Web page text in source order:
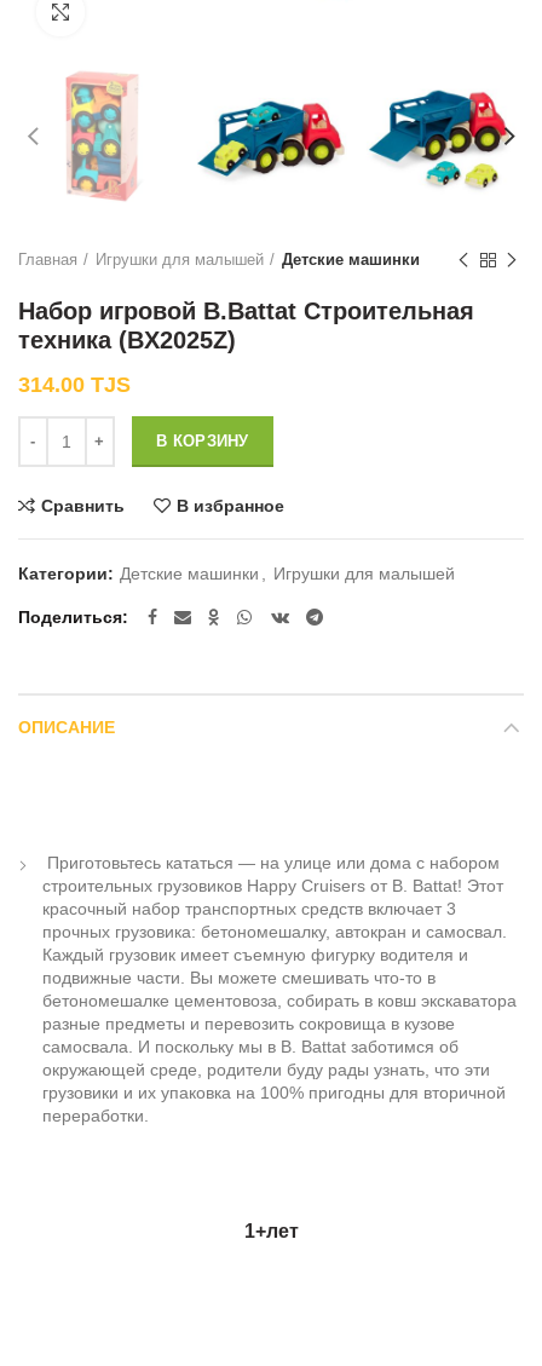
Главная Игрушки для малышей Детские машинки
Набор игровой B.Battat Строительная
техника (BX2025Z)
314.00 TJS
В КОРЗИНУ
Сравнить В избранное
Категории: Детские машинки , Игрушки для малышей
Поделиться
ОПИСАНИЕ
Приготовьтесь кататься — на улице или дома с набором
строительных грузовиков Happy Cruisers от B. Battat! Этот
красочный набор транспортных средств включает 3
прочных грузовика: бетономешалку, автокран и самосвал.
Каждый грузовик имеет съемную фигурку водителя и
подвижные части. Вы можете смешивать что-то в
бетономешалке цементовоза, собирать в ковш экскаватора
разные предметы и перевозить сокровища в кузове
самосвала. И поскольку мы в B. Battat заботимся об
окружающей среде, родители буду рады узнать, что эти
грузовики и их упаковка на 100% пригодны для вторичной
переработки.
1+лет